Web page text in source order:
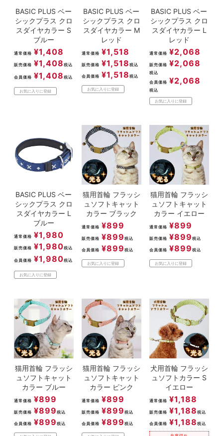
BASIC PLUS ベー
シックプラス クロ
スダイヤカラー S
ブルー
通常価格 ¥1,408
販売価格 ¥1,408 税込
会員価格 ¥1,408 税込
お気に入りに登録
BASIC PLUS ベー
シックプラス クロ
スダイヤカラー M
レッド
通常価格 ¥1,518
販売価格 ¥1,518 税込
会員価格 ¥1,518 税込
お気に入りに登録
BASIC PLUS ベー
シックプラス クロ
スダイヤカラー L
レッド
通常価格 ¥2,068
販売価格 ¥2,068
税込
会員価格 ¥2,068
税込
お気に入りに登録
BASIC PLUS ベー
シックプラス クロ
スダイヤカラー L
ブルー
通常価格 ¥1,980
販売価格 ¥1,980税込
会員価格 ¥1,980税込
お気に入りに登録
猫用首輪 フラッシ
ュソフトキャット
カラー ブラック
通常価格 ¥899
販売価格 ¥899 税込
会員価格 ¥899 税込
お気に入りに登録
猫用首輪 フラッシ
ュソフトキャット
カラー イエロー
通常価格 ¥899
販売価格 ¥899 税込
会員価格 ¥899 税込
お気に入りに登録
猫用首輪 フラッシ
ュソフトキャット
カラー ブルー
通常価格 ¥899
販売価格 ¥899 税込
会員価格 ¥899 税込
猫用首輪 フラッシ
ュソフトキャット
カラー ピンク
通常価格 ¥899
販売価格 ¥899 税込
会員価格 ¥899 税込
犬用首輪 フラッシ
ュソフトカラー S
イエロー
通常価格 ¥1,188
販売価格 ¥1,188 税込
会員価格 ¥1,188 税込